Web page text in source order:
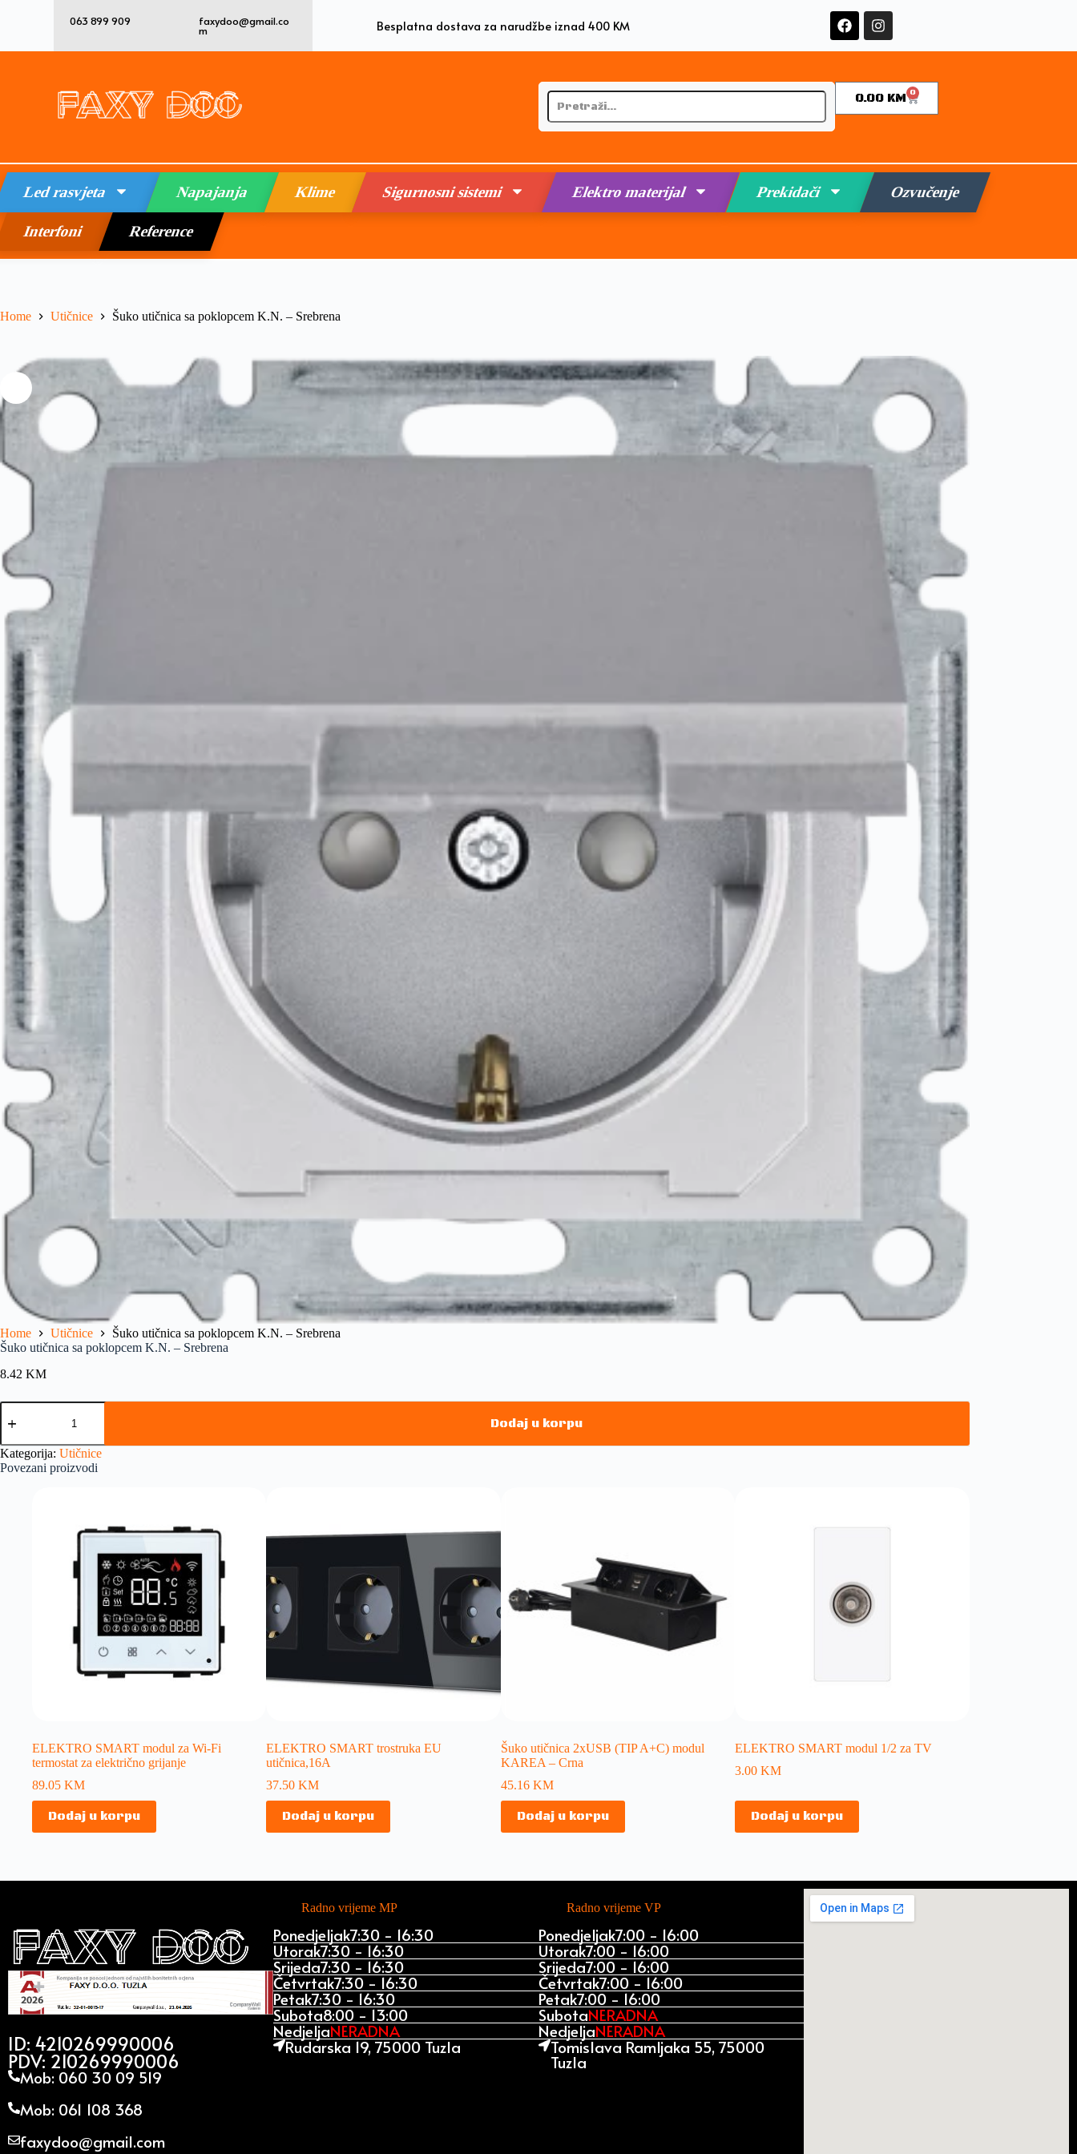
063 899 909 faxydoo@gmail.co
m Besplatna dostava za narudžbe iznad 400 KM
0.00 KM 0
Led rasvjeta Napajanja Klime Sigurnosni sistemi Elektro materijal Prekidači Ozvučenje
Interfoni Reference
Home Utičnice Šuko utičnica sa poklopcem K.N. – Srebrena
Home Utičnice
Šuko utičnica sa poklopcem K.N. – Srebrena
Šuko utičnica sa poklopcem K.N. – Srebrena
8.42 KM
Dodaj u korpu
Kategorija: Utičnice
Povezani proizvodi
ELEKTRO SMART modul za Wi-Fi
termostat za električno grijanje
89.05 KM
Dodaj u korpu
ELEKTRO SMART trostruka EU
utičnica,16A
37.50KM
Dodaj u korpu
Šuko utičnica 2xUSB (TIP A+C) modul
KAREA – Crna
45.16 KM
Dodaj u korpu
ELEKTRO SMART modul 1/2 za TV
3.00KM
Dodaj u korpu
ID: 4210269990006
PDV: 210269990006
Mob: 060 30 09 519
Mob: 061 108 368
faxydoo@gmail.com
Radno vrijeme MP
Ponedjeljak7:30 - 16:30
Utorak7:30 - 16:30
Srijeda7:30 - 16:30
Četvrtak7:30 - 16:30
Petak7:30 - 16:30
Subota8:00 - 13:00
NedjeljaNERADNA
Rudarska 19, 75000 Tuzla
Radno vrijeme VP
Ponedjeljak7:00 - 16:00
Utorak7:00 - 16:00
Srijeda7:00 - 16:00
Četvrtak7:00 - 16:00
Petak7:00 - 16:00
SubotaNERADNA
NedjeljaNERADNA
Tomislava Ramljaka 55, 75000
Tuzla